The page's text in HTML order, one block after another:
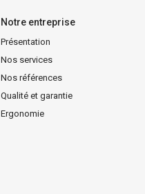
Notre entreprise
Présentation
Nos services
Nos références
Qualité et garantie
Ergonomie